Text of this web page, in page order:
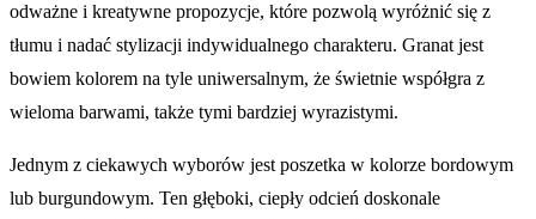
odważne i kreatywne propozycje, które pozwolą wyróżnić się z
tłumu i nadać stylizacji indywidualnego charakteru. Granat jest
bowiem kolorem na tyle uniwersalnym, że świetnie współgra z
wieloma barwami, także tymi bardziej wyrazistymi.
Jednym z ciekawych wyborów jest poszetka w kolorze bordowym
lub burgundowym. Ten głęboki, ciepły odcień doskonale